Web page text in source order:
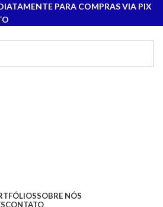
PARA COMPRAS VIA PIX
SOBRE NÓS
CONTATO